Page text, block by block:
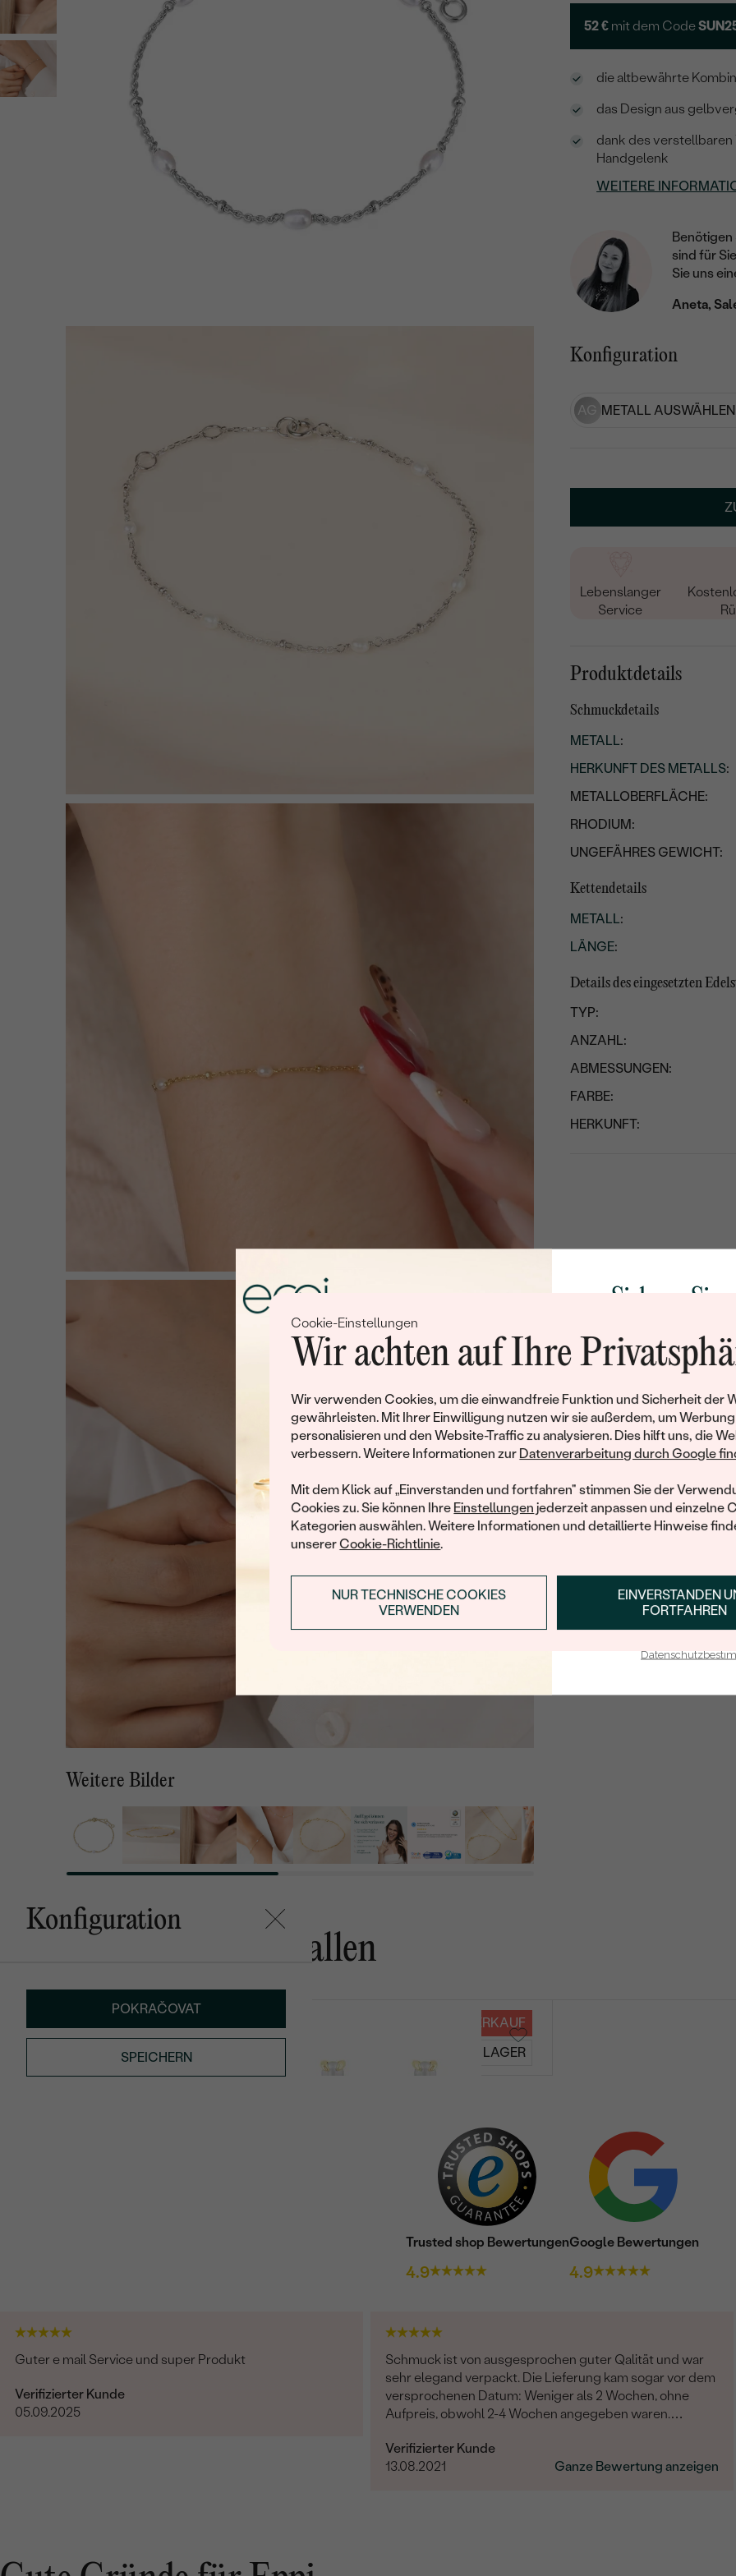
Cookie-Einstellungen
Wir achten auf Ihre
Wir verwenden Cookies, um die einwandfreie Funktion und Sicherheit der
gewährleisten. Mit Ihrer Einwilligung nutzen wir sie außerdem, um Werbung
personalisieren und den Website-Traffic zu analysieren. Dies hilft uns, die
verbessern. Weitere Informationen zur Datenverarbeitung durch Google
Mit dem Klick auf „Einverstanden und fortfahren" stimmen Sie der
Cookies zu. Sie können Ihre Einstellungen jederzeit anpassen und einzelne
Kategorien auswählen. Weitere Informationen und detaillierte Hinweise
unsererCookie-Richtlinie.
EINVERSTANDEN
FORTFAHREN
NUR TECHNISCHE COOKIES
VERWENDEN
Weitere Bilder
52 € mit dem Code
die altbewährte
das Design aus
dank des verstellbaren
Handgelenk
WEITERE
Benötigen
sind für
Sie uns
Aneta,
Konfiguration
AG METALL
Lebenslanger
Service
Produktdetails
Schmuckdetails
METALL:
HERKUNFT DES METALLS:
METALLOBERFLÄCHE:
RHODIUM:
UNGEFÄHRES GEWICHT:
Kettendetails
METALL:
LÄNGE:
Details des eingesetzten
TYP:
ANZAHL:
ABMESSUNGEN:
FARBE:
HERKUNFT:
Konfiguration
POKRAČOVAT
SPEICHERN
Das könnte Ihnen gefallen
Landia
AUF LAGER € 299 € 277
VERKAUF
AUF LAGER
Trusted shop Bewertungen
4.9
Google Bewertungen
4.9
Guter e mail Service und super Produkt
Verifizierter Kunde
05.09.2025
Schmuck ist von ausgesprochen guter Qalität und war
sehr elegand verpackt. Die Lieferung kam sogar vor dem
versprochenen Datum: Weniger als 2 Wochen, ohne
Aufpreis, obwohl 2-4 Wochen angegeben waren.
sympathischen Kundenservice bestätigt. Wir werden in
Zukunft wieder bestellen. Vielen Dank!
Verifizierter Kunde
13.08.2021
Ganze Bewertung anzeigen
Sichern Sie
Rabatt auf
Werden Sie Teil
und entdecken Sie die
gefertigten Schmucks
Ihren ersten
ANMELDEN &
E-Mail-Adresse je bei uns in